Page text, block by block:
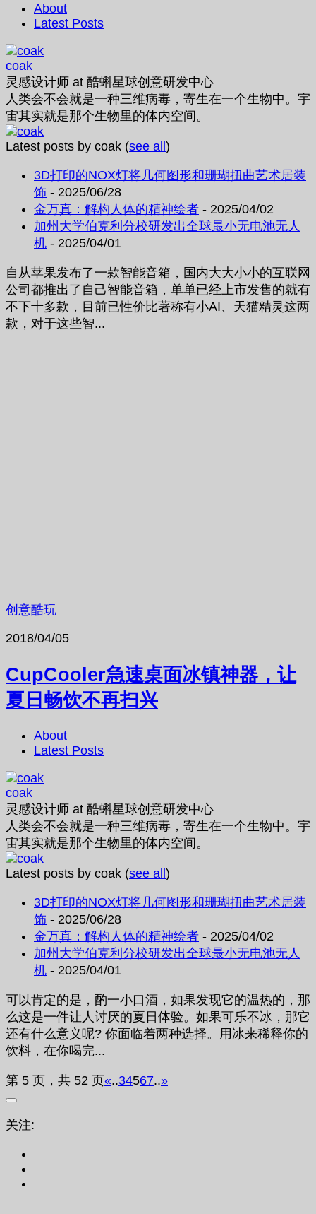
About
Latest Posts
coak
灵感设计师 at 酷蝌星球创意研发中心
人类会不会就是一种三维病毒，寄生在一个生物中。宇
宙其实就是那个生物里的体内空间。
Latest posts by coak (see all)
3D打印的NOX灯将几何图形和珊瑚扭曲艺术居装
饰 - 2025/06/28
金万真：解构人体的精神绘者 - 2025/04/02
加州大学伯克利分校研发出全球最小无电池无人
机 - 2025/04/01
自从苹果发布了一款智能音箱，国内大大小小的互联网
公司都推出了自己智能音箱，单单已经上市发售的就有
不下十多款，目前已性价比著称有小AI、天猫精灵这两
款，对于这些智...
创意酷玩
2018/04/05
CupCooler急速桌面冰镇神器，让
夏日畅饮不再扫兴
About
Latest Posts
coak
灵感设计师 at 酷蝌星球创意研发中心
人类会不会就是一种三维病毒，寄生在一个生物中。宇
宙其实就是那个生物里的体内空间。
Latest posts by coak (see all )
3D打印的NOX灯将几何图形和珊瑚扭曲艺术居装
饰 - 2025/06/28
金万真：解构人体的精神绘者 - 2025/04/02
加州大学伯克利分校研发出全球最小无电池无人
机 - 2025/04/01
可以肯定的是，酌一小口酒，如果发现它的温热的，那
么这是一件让人讨厌的夏日体验。如果可乐不冰，那它
还有什么意义呢? 你面临着两种选择。用冰来稀释你的
饮料，在你喝完...
第 5 页，共 52 页«..34567..»
关注: